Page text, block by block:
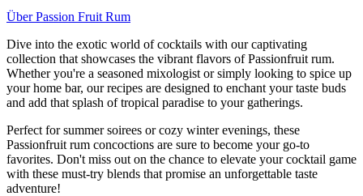
Über Passion Fruit Rum
Dive into the exotic world of cocktails with our captivating
collection that showcases the vibrant flavors of Passionfruit rum.
Whether you're a seasoned mixologist or simply looking to spice up
your home bar, our recipes are designed to enchant your taste buds
and add that splash of tropical paradise to your gatherings.
Perfect for summer soirees or cozy winter evenings, these
Passionfruit rum concoctions are sure to become your go-to
favorites. Don't miss out on the chance to elevate your cocktail game
with these must-try blends that promise an unforgettable taste
adventure!